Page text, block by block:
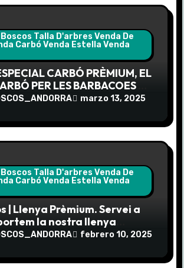
Talla D'arbres Venda De
Carbó Venda Estella Venda
CARBÓ PRÈMIUM, EL
PER LES BARBACOES DE
marzo 13, 2025
Talla D'arbres Venda De
Carbó Venda Estella Venda
| Llenya Prèmium. Servei a
la nostra llenya
a la teva porta.
febrero 10, 2025